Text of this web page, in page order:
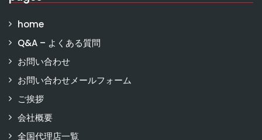
home
Q&A – よくある質問
お問い合わせ
お問い合わせメールフォーム
ご挨拶
会社概要
全国代理店一覧